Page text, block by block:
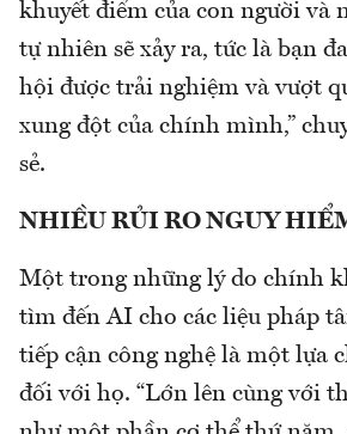
khuyết điểm của con người và
tự nhiên sẽ xảy ra, tức là bạn
hội được trải nghiệm và vượt
xung đột của chính mình,”
sẻ.
NHIỀU RỦI RO NGUY
Một trong những lý do chính
tìm đến AI cho các liệu pháp
tiếp cận công nghệ là một lựa
đối với họ. “Lớn lên cùng với